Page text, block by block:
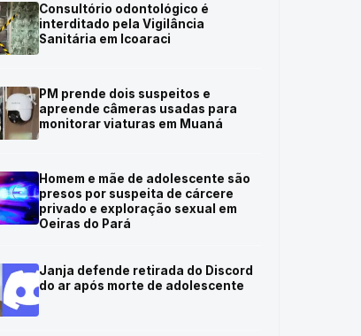
Consultório odontológico é
interditado pela Vigilância
Sanitária em Icoaraci
PM prende dois suspeitos e
apreende câmeras usadas para
monitorar viaturas em Muaná
Homem e mãe de adolescente são
presos por suspeita de cárcere
privado e exploração sexual em
Oeiras do Pará
Janja defende retirada do Discord
do ar após morte de adolescente